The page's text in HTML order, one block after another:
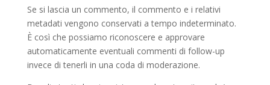
Se si lascia un commento, il commento e i relativi
metadati vengono conservati a tempo indeterminato.
È così che possiamo riconoscere e approvare
automaticamente eventuali commenti di follow-up
invece di tenerli in una coda di moderazione.